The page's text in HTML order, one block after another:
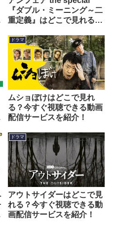
『ダブル・ミーニング～二
重定義』はどこで見れる？
サービスを紹介！
ドラマ
ムショぼけはどこで見れ
る？今すぐ視聴できる動画
配信サービスを紹介！
ドラマ
アウトサイダーはどこで見
れる？今すぐ視聴できる動
画配信サービスを紹介！